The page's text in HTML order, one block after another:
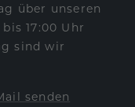
über unseren
17:00 Uhr
sind wir
senden